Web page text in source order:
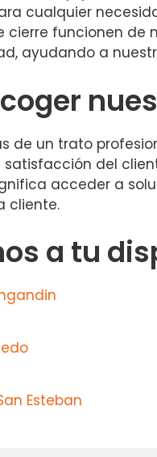
cualquier
funcionen de
ayudando a
de un trato
del
acceder a
cliente.
a tu
Esteban